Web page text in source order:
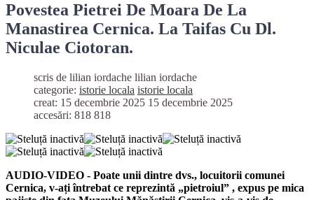
Povestea Pietrei De Moara De La
Manastirea Cernica. La Taifas Cu Dl.
Niculae Ciotoran.
scris de lilian iordache lilian iordache
categorie: istorie locala istorie locala
creat: 15 decembrie 2025 15 decembrie 2025
accesări: 818 818
AUDIO-VIDEO - Poate unii dintre dvs., locuitorii comunei
Cernica, v-ați întrebat ce reprezintă „pietroiul” , expus pe mica